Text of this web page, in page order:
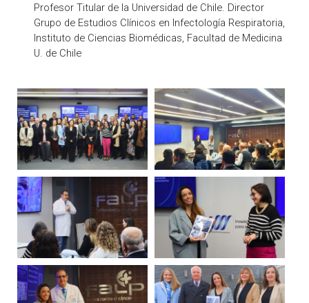
Profesor Titular de la Universidad de Chile. Director
Grupo de Estudios Clínicos en Infectología Respiratoria,
Instituto de Ciencias Biomédicas, Facultad de Medicina
U. de Chile